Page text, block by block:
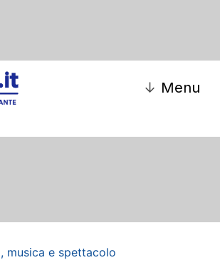
↓ Menu
musica e spettacolo